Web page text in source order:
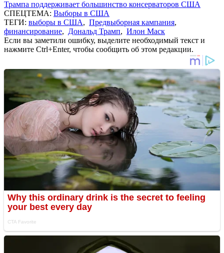
Трампа поддерживает большинство консерваторов США
СПЕЦТЕМА: Выборы в США
ТЕГИ: выборы в США, Предвыборная кампания,
финансирование, Дональд Трамп, Илон Маск
Если вы заметили ошибку, выделите необходимый текст и
нажмите Ctrl+Enter, чтобы сообщить об этом редакции.